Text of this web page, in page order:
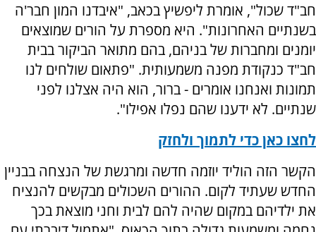
חב"ד שכול", אומרת ליפשיץ בכאב, "איבדנו המון חבר'ה
בשנתיים האחרונות". היא מספרת על הורים שמוצאים
יומנים ומחברות של בניהם, בהם מתואר הביקור בבית
חב"ד כנקודת מפנה משמעותית. "פתאום שולחים לנו
תמונות ואנחנו אומרים - ברור, הוא היה אצלנו לפני
שנתיים. לא ידענו שהם נפלו אפילו".
לחצו כאן כדי לתמוך ולחזק
הקשר הזה הוליד יוזמה חדשה ומרגשת של הנצחה בבניין
החדש שעתיד לקום. ההורים השכולים מבקשים להנציח
את ילדיהם במקום שהיה להם לבית וחני מוצאת בכך